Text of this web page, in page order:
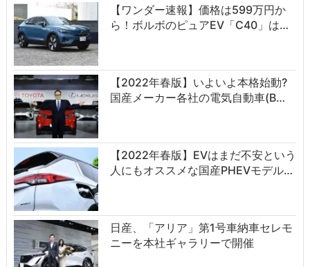
【ワンダー速報】価格は599万円か
ら！ボルボのピュアEV「C40」は…
【2022年春版】いよいよ本格始動?
国産メーカー各社の電気自動車(B…
【2022年春版】EVはまだ不安という
人にもオススメな国産PHEVモデル…
日産、「アリア」第1号車納車セレモ
ニーを本社ギャラリーで開催